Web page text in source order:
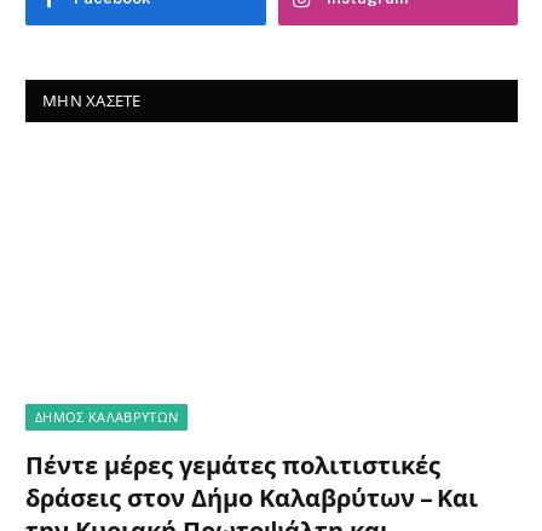
ΜΗΝ ΧΆΣΕΤΕ
ΔΗΜΟΣ ΚΑΛΑΒΡΥΤΩΝ
Πέντε μέρες γεμάτες πολιτιστικές
δράσεις στον Δήμο Καλαβρύτων – Και